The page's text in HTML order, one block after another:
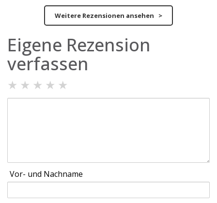
Weitere Rezensionen ansehen >
Eigene Rezension
verfassen
★ ★ ★ ★ ★
Vor- und Nachname